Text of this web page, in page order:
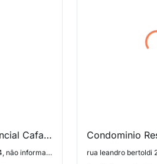
Condominio Residencial Cafarnaum
rua marciano honorato 184, não informado
rua leandro bertoldi